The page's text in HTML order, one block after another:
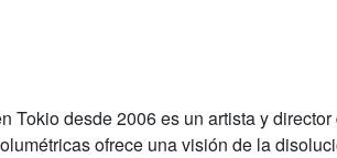
Tokio desde 2006 es un artista y
ofrece una visión de la